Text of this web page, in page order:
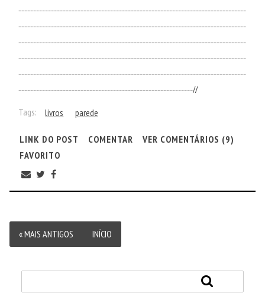
-----------------------------------------------------------------------------
-----------------------------------------------------------------------------
-----------------------------------------------------------------------------
-----------------------------------------------------------------------------
-----------------------------------------------------------------------------
-----------------------------------------------------------//
Tags: livros parede
LINK DO POST COMENTAR
VER COMENTÁRIOS (9)
FAVORITO
« MAIS ANTIGOS INÍCIO